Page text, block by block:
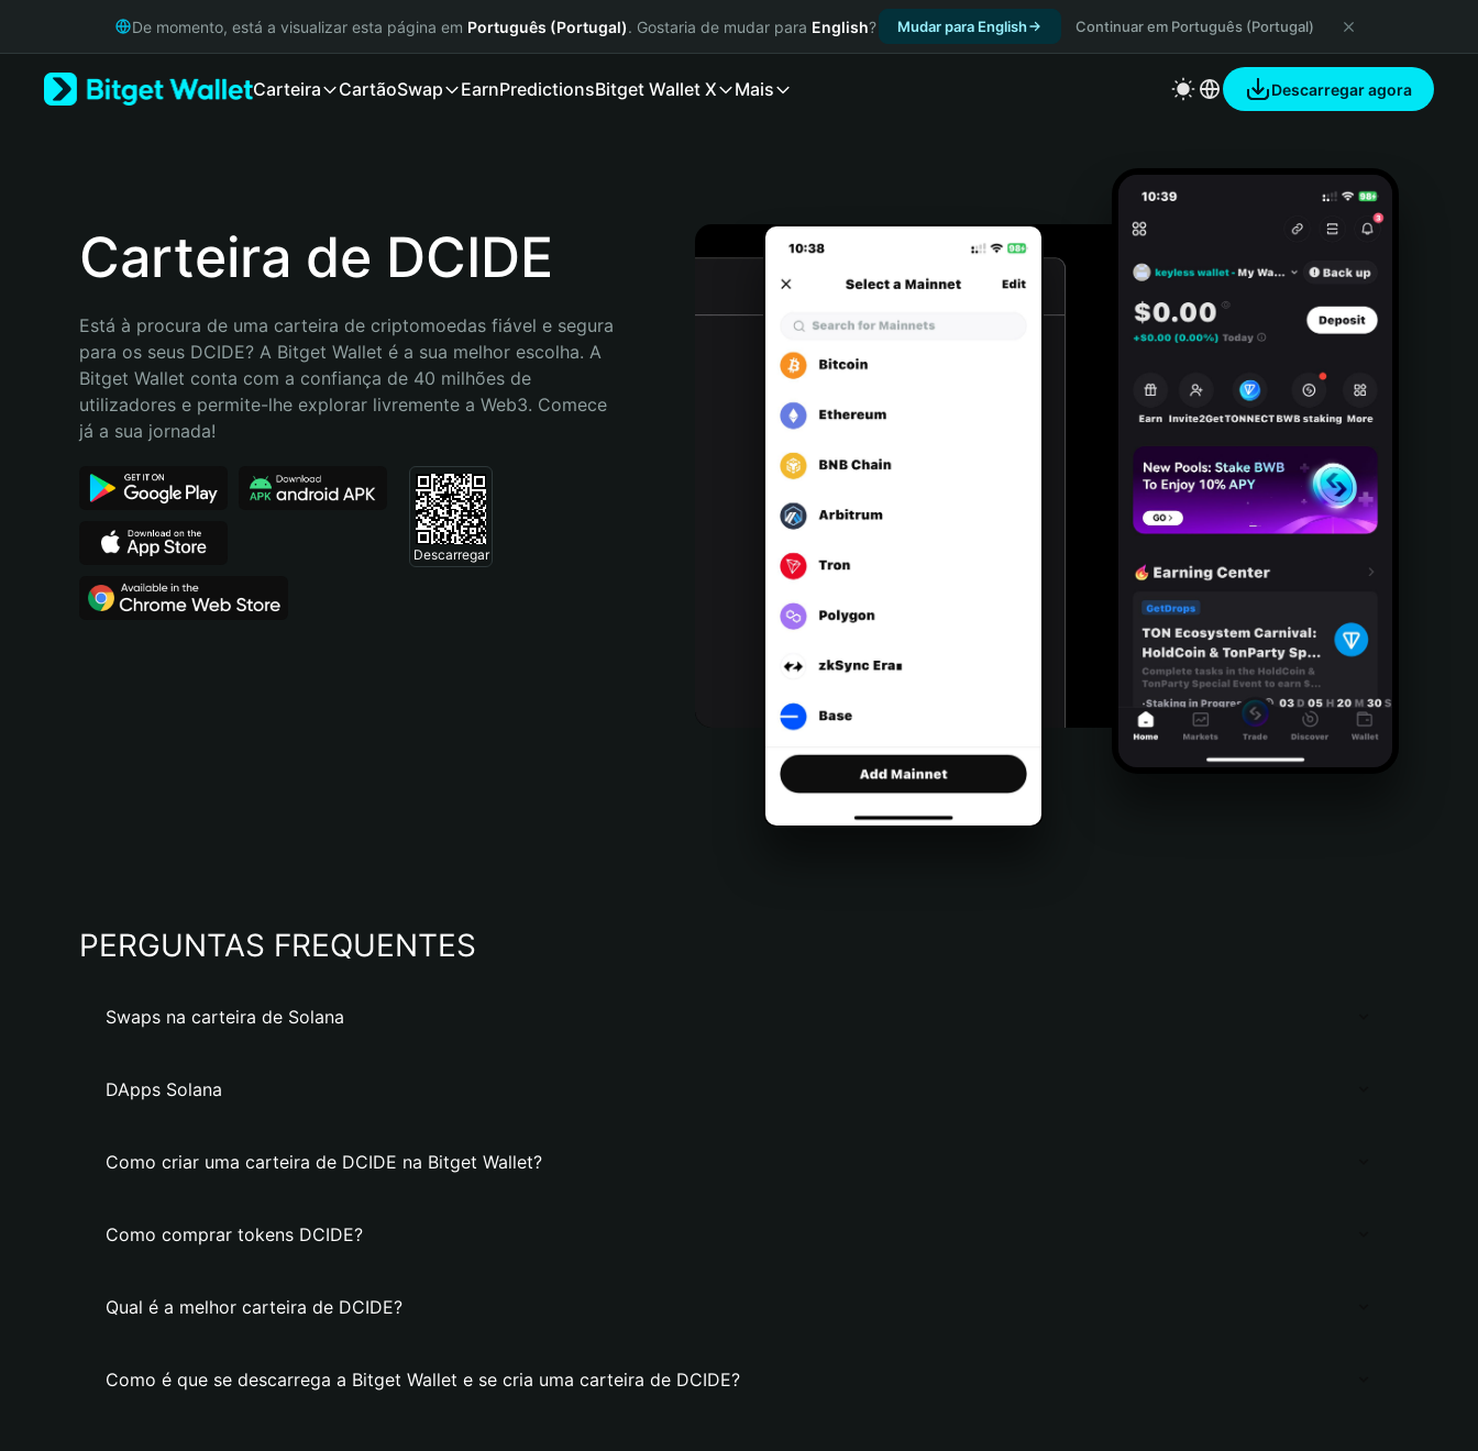
Русский
Bahasa Indonesia
Español (Argentina)
De momento, está a visualizar esta página em Português (Portugal). Gostaria de mudar para English? Mudar para English Continuar em Português (Portugal)
Carteira CartãoSwap EarnPredictionsBitget Wallet X Mais Descarregar agora
Carteira de DCIDE
Está à procura de uma carteira de criptomoedas fiável e segura
para os seus DCIDE? A Bitget Wallet é a sua melhor escolha. A
Bitget Wallet conta com a confiança de 40 milhões de
utilizadores e permite-lhe explorar livremente a Web3. Comece
já a sua jornada!
Descarregar
PERGUNTAS FREQUENTES
Swaps na carteira de Solana
DApps Solana
Como criar uma carteira de DCIDE na Bitget Wallet?
Como comprar tokens DCIDE?
Qual é a melhor carteira de DCIDE?
Como é que se descarrega a Bitget Wallet e se cria uma carteira de DCIDE?